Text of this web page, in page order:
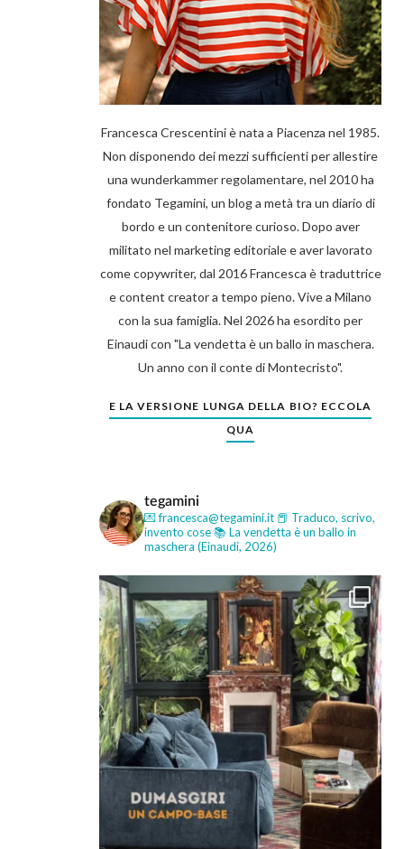
Francesca Crescentini è nata a Piacenza nel 1985.
Non disponendo dei mezzi sufficienti per allestire
una wunderkammer regolamentare, nel 2010 ha
fondato Tegamini, un blog a metà tra un diario di
bordo e un contenitore curioso. Dopo aver
militato nel marketing editoriale e aver lavorato
come copywriter, dal 2016 Francesca è traduttrice
e content creator a tempo pieno. Vive a Milano
con la sua famiglia. Nel 2026 ha esordito per
Einaudi con "La vendetta è un ballo in maschera.
Un anno con il conte di Montecristo".
E LA VERSIONE LUNGA DELLA BIO? ECCOLA
QUA
tegamini
💌 francesca@tegamini.it 📕 Traduco, scrivo,
invento cose📚 La vendetta è un ballo in
maschera (Einaudi, 2026)